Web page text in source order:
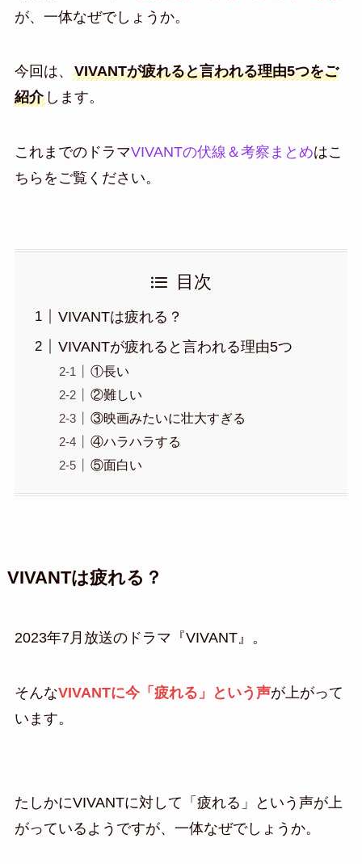
が、一体なぜでしょうか。
今回は、 VIVANTが疲れると言われる理由5つをご
紹介します。
これまでのドラマVIVANTの伏線＆考察まとめはこ
ちらをご覧ください。
目次
VIVANTは疲れる？
VIVANTが疲れると言われる理由5つ
①長い
②難しい
③映画みたいに壮大すぎる
④ハラハラする
⑤面白い
VIVANTは疲れる？
2023年7月放送のドラマ『VIVANT』。
そんなVIVANTに今「疲れる」という声が上がって
います。
たしかにVIVANTに対して「疲れる」という声が上
がっているようですが、一体なぜでしょうか。